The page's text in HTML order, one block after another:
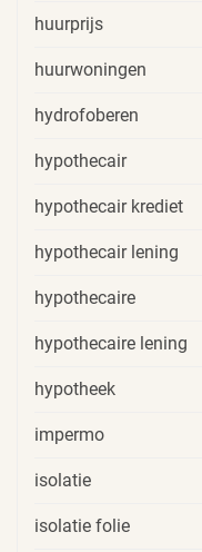
huurprijs
huurwoningen
hydrofoberen
hypothecair
hypothecair krediet
hypothecair lening
hypothecaire
hypothecaire lening
hypotheek
impermo
isolatie
isolatie folie